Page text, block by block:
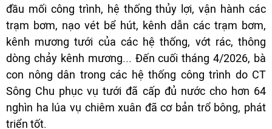
đầu mối công trình, hệ thống thủy lợi, vận hành các
trạm bơm, nạo vét bể hút, kênh dẫn các trạm bơm,
kênh mương tưới của các hệ thống, vớt rác, thông
dòng chảy kênh mương... Đến cuối tháng 4/2026, bà
con nông dân trong các hệ thống công trình do CT
Sông Chu phục vụ tưới đã cấp đủ nước cho hơn 64
nghìn ha lúa vụ chiêm xuân đã cơ bản trổ bông, phát
triển tốt.